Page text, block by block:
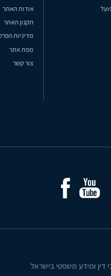
אודות האתר
תקנון האתר
מדיניות
מפת אתר
צור קשר
דין ומידע משפטי בישראל